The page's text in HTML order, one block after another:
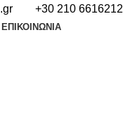
+30 210 6616212
ΕΠΙΚΟΙΝΩΝΊΑ